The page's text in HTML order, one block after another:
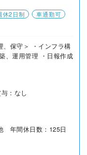
休2日制
車通勤可
、保守＞ ・インフラ構
、運用管理 ・日報作成
：なし
年間休日数：125日